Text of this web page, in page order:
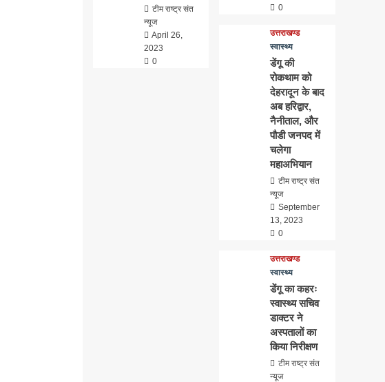
टीम राष्ट्र संत
न्यूज
April 26,
2023
0
0
उत्तराखण्ड
स्वास्थ्य
डेंगू की
रोकथाम को
देहरादून के बाद
अब हरिद्वार,
नैनीताल, और
पौडी जनपद में
चलेगा
महाअभियान
टीम राष्ट्र संत
न्यूज
September
13, 2023
0
उत्तराखण्ड
स्वास्थ्य
डेंगू का कहरः
स्वास्थ्य सचिव
डाक्टर ने
अस्पतालों का
किया निरीक्षण
टीम राष्ट्र संत
न्यूज